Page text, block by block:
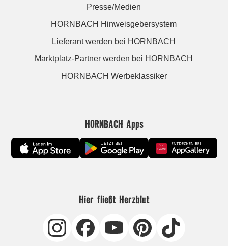
Presse/Medien
HORNBACH Hinweisgebersystem
Lieferant werden bei HORNBACH
Marktplatz-Partner werden bei HORNBACH
HORNBACH Werbeklassiker
HORNBACH Apps
Hier fließt Herzblut